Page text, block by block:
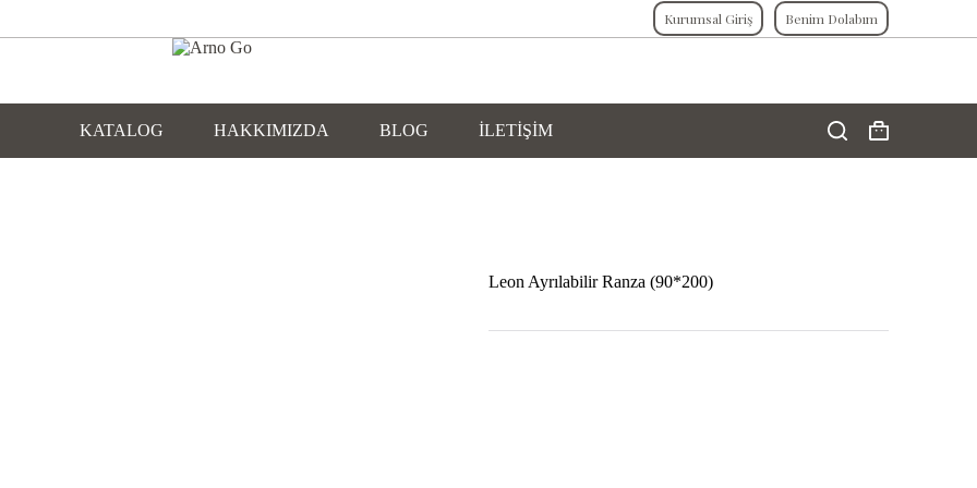
Kurumsal Giriş Benim Dolabım
KATALOG HAKKIMIZDA BLOG İLETİŞİM
Shopping
cart
Leon Ayrılabilir Ranza (90*200)